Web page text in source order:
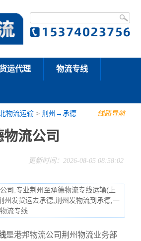
运代理 物流专线
线路导航
物流运输 >荆州→承德
流公司
更新时间：2026-08-05 08:58:02
司,专业荆州至承德物流专线运输(上
州发货运去承德,荆州发物流到承德,一
流专线
是港邦物流公司荆州物流业务部